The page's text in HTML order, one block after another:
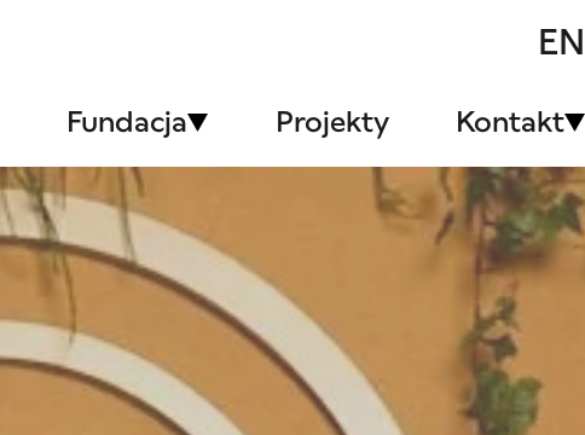
EN
Fundacja Projekty Kontakt